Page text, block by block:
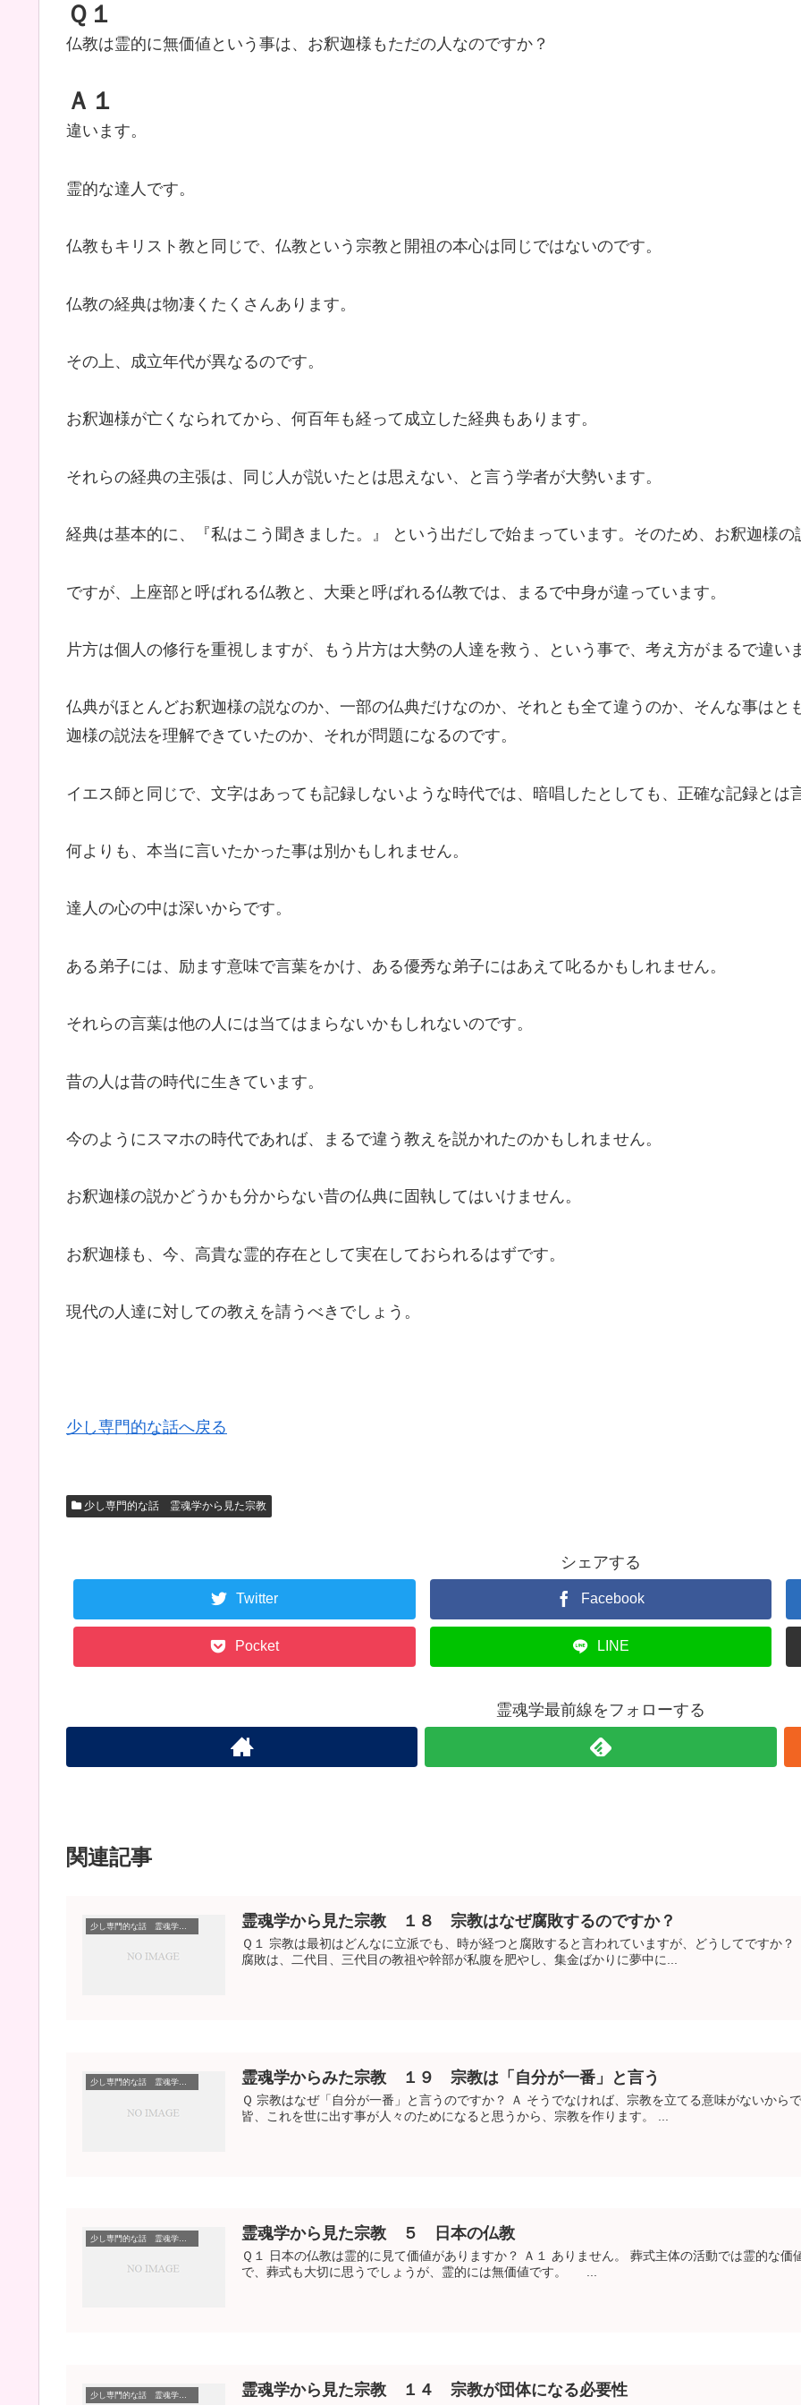
Ｑ１
仏教は霊的に無価値という事は、お釈迦様もただの人なのですか？
Ａ１
違います。
霊的な達人です。
仏教もキリスト教と同じで、仏教という宗教と開祖の本心は同じではないのです。
仏教の経典は物凄くたくさんあります。
その上、成立年代が異なるのです。
お釈迦様が亡くなられてから、何百年も経って成立した経典もあります。
それらの経典の主張は、同じ人が説いたとは思えない、と言う学者が大勢います。
経典は基本的に、『私はこう聞きました。』 という出だしで始まっています。そのため、お釈迦様
ですが、上座部と呼ばれる仏教と、大乗と呼ばれる仏教では、まるで中身が違っています。
片方は個人の修行を重視しますが、もう片方は大勢の人達を救う、という事で、考え方がまるで違い
仏典がほとんどお釈迦様の説なのか、一部の仏典だけなのか、それとも全て違うのか、そんな事は
迦様の説法を理解できていたのか、それが問題になるのです。
イエス師と同じで、文字はあっても記録しないような時代では、暗唱したとしても、正確な記録とは
何よりも、本当に言いたかった事は別かもしれません。
達人の心の中は深いからです。
ある弟子には、励ます意味で言葉をかけ、ある優秀な弟子にはあえて叱るかもしれません。
それらの言葉は他の人には当てはまらないかもしれないのです。
昔の人は昔の時代に生きています。
今のようにスマホの時代であれば、まるで違う教えを説かれたのかもしれません。
お釈迦様の説かどうかも分からない昔の仏典に固執してはいけません。
お釈迦様も、今、高貴な霊的存在として実在しておられるはずです。
現代の人達に対しての教えを請うべきでしょう。
少し専門的な話へ戻る
少し専門的な話 霊魂学から見た宗教
シェアする
Twitter Facebook
Pocket LINE
霊魂学最前線をフォローする
関連記事
少し専門的な話 霊魂学から見た宗教 霊魂学から見た宗教 １８ 宗教はなぜ腐敗するのですか？
Ｑ１ 宗教は最初はどんなに立派でも、時が経つと腐敗すると言われていますが、どうしてです
腐敗は、二代目、三代目の教祖や幹部が私腹を肥やし、集金ばかりに夢中に...
少し専門的な話 霊魂学から見た宗教 霊魂学からみた宗教 １９ 宗教は「自分が一番」と言う
Ｑ 宗教はなぜ「自分が一番」と言うのですか？ Ａ そうでなければ、宗教を立てる意味がないから
皆、これを世に出す事が人々のためになると思うから、宗教を作ります。 ...
少し専門的な話 霊魂学から見た宗教 霊魂学から見た宗教 ５ 日本の仏教
Ｑ１ 日本の仏教は霊的に見て価値がありますか？ Ａ１ ありません。 葬式主体の活動では霊的な
で、葬式も大切に思うでしょうが、霊的には無価値です。 ...
少し専門的な話 霊魂学から見た宗教 霊魂学から見た宗教 １４ 宗教が団体になる必要性